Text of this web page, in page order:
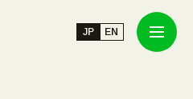
JP EN
JP EN